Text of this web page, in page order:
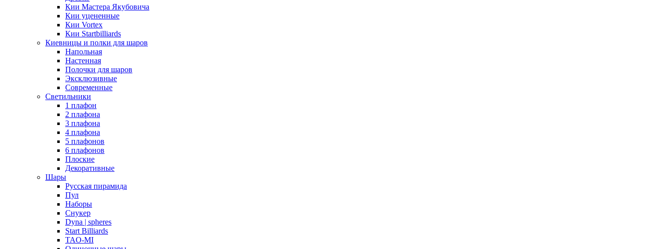
Кии Мастера Якубовича
Кии уцененные
Кии Vortex
Кии Startbilliards
Киевницы и полки для шаров
Напольная
Настенная
Полочки для шаров
Эксклюзивные
Современные
Светильники
1 плафон
2 плафона
3 плафона
4 плафона
5 плафонов
6 плафонов
Плоские
Декоративные
Шары
Русская пирамида
Пул
Наборы
Снукер
Dyna | spheres
Start Billiards
TAO-MI